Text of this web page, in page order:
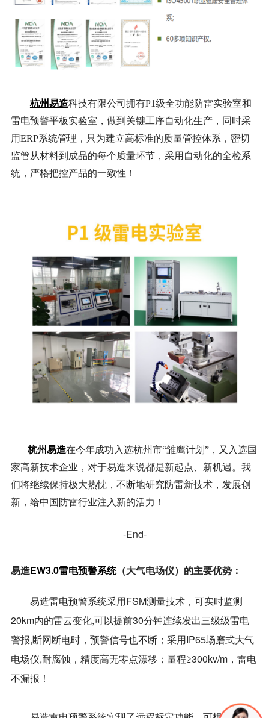
杭州易造科技有限公司拥有P1级全功能防雷实验室和
雷电预警平板实验室，做到关键工序自动化生产，同时采
用ERP系统管理，只为建立高标准的质量管控体系，密切
监管从材料到成品的每个质量环节，采用自动化的全检系
统，严格把控产品的一致性！
杭州易造在今年成功入选杭州市“雏鹰计划”，又入选国
家高新技术企业，对于易造来说都是新起点、新机遇。我
们将继续保持极大热忱，不断地研究防雷新技术，发展创
新，给中国防雷行业注入新的活力！
-End-
易造EW3.0雷电预警系统（大气电场仪）的主要优势：
易造雷电预警系统采用FSM测量技术，可实时监测
20km内的雷云变化,可以提前30分钟连续发出三级级雷电
警报,断网断电时，预警信号也不断；采用IP65场磨式大气
电场仪,耐腐蚀，精度高无零点漂移；量程≥300kv/m，雷电
不漏报！